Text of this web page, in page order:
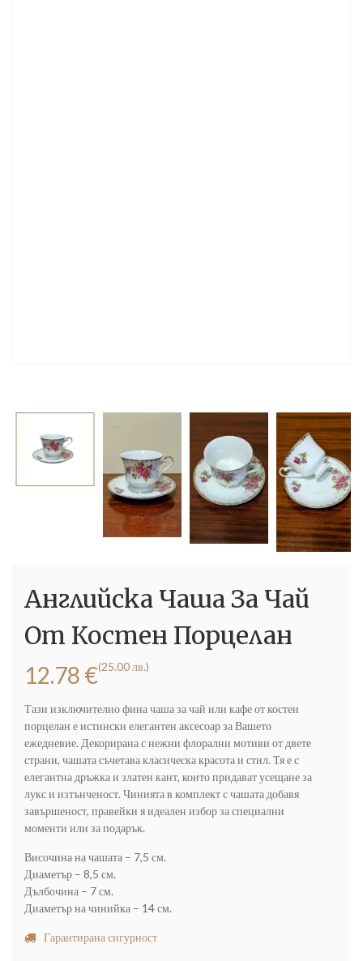
Английска Чаша За Чай
От Костен Порцелан
12.78 €(25.00 лв.)
Тази изключително фина чаша за чай или кафе от костен
порцелан е истински елегантен аксесоар за Вашето
ежедневие. Декорирана с нежни флорални мотиви от двете
страни, чашата съчетава класическа красота и стил. Тя е с
елегантна дръжка и златен кант, които придават усещане за
лукс и изтънченост. Чинията в комплект с чашата добавя
завършеност, правейки я идеален избор за специални
моменти или за подарък.
Височина на чашата – 7,5 см.
Диаметър – 8,5 см.
Дълбочина – 7 см.
Диаметър на чинийка – 14 см.
Гарантирана сигурност